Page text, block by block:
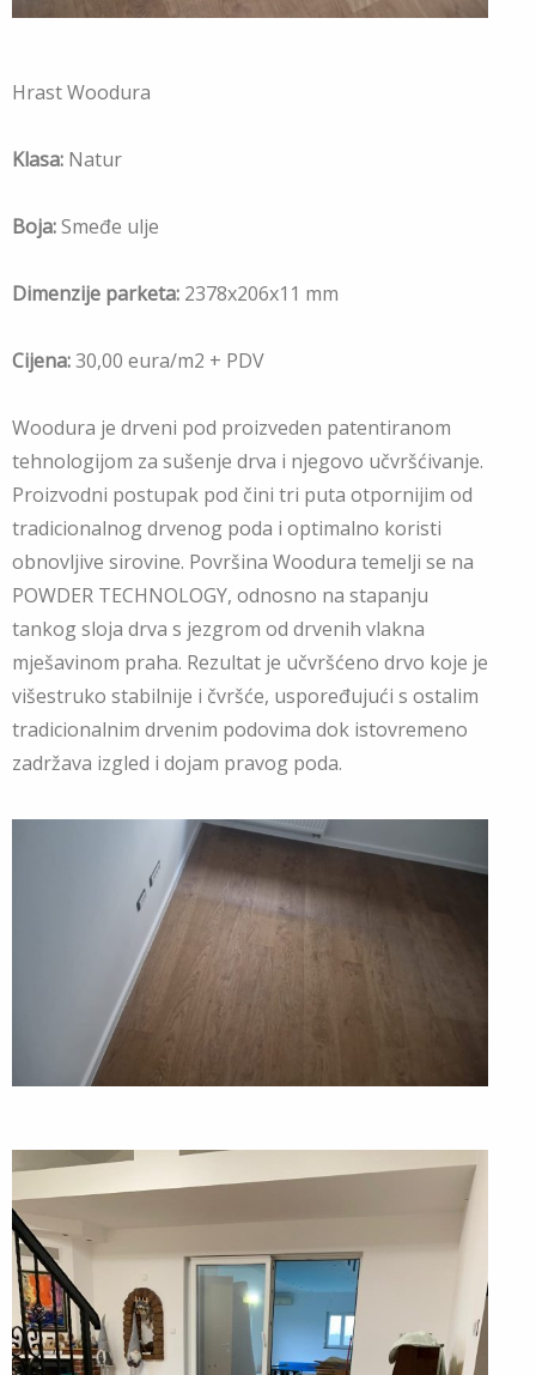
Hrast Woodura
Klasa: Natur
Boja:Smeđe ulje
Dimenzije parketa: 2378x206x11 mm
Cijena:30,00 eura/m2 + PDV
Woodura je drveni pod proizveden patentiranom
tehnologijom za sušenje drva i njegovo učvršćivanje.
Proizvodni postupak pod čini tri puta otpornijim od
tradicionalnog drvenog poda i optimalno koristi
obnovljive sirovine. Površina Woodura temelji se na
POWDER TECHNOLOGY, odnosno na stapanju
tankog sloja drva s jezgrom od drvenih vlakna
mješavinom praha. Rezultat je učvršćeno drvo koje je
višestruko stabilnije i čvršće, uspoređujući s ostalim
tradicionalnim drvenim podovima dok istovremeno
zadržava izgled i dojam pravog poda.